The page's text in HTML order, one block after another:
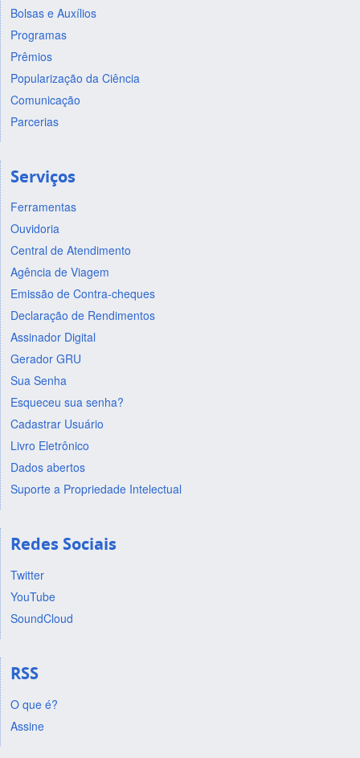
Bolsas e Auxílios
Programas
Prêmios
Popularização da Ciência
Comunicação
Parcerias
Serviços
Ferramentas
Ouvidoria
Central de Atendimento
Agência de Viagem
Emissão de Contra-cheques
Declaração de Rendimentos
Assinador Digital
Gerador GRU
Sua Senha
Esqueceu sua senha?
Cadastrar Usuário
Livro Eletrônico
Dados abertos
Suporte a Propriedade Intelectual
Redes Sociais
Twitter
YouTube
SoundCloud
RSS
O que é?
Assine